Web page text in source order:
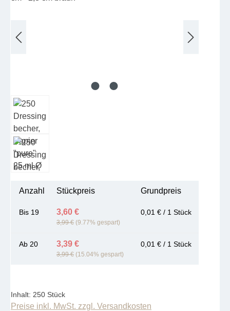
Anzahl Stückpreis Grundpreis
Bis 19 3,60 €
3,99 € (9.77% gespart)
0,01 € / 1 Stück
Ab 20 3,39 €
3,99 € (15.04% gespart)
0,01 € / 1 Stück
Inhalt: 250 Stück
Preise inkl. MwSt. zzgl. Versandkosten